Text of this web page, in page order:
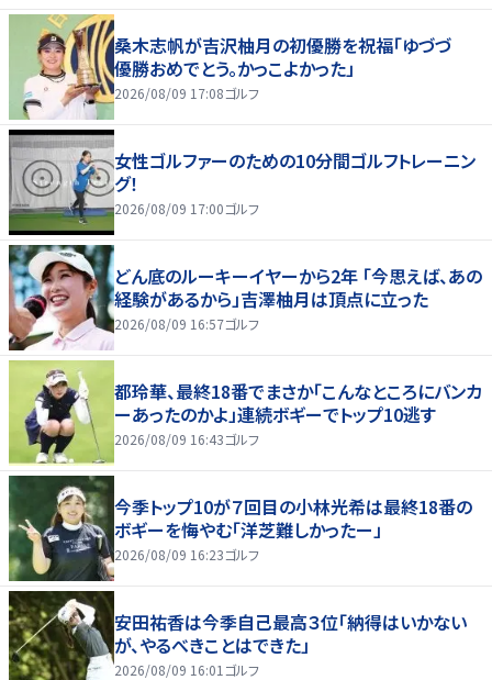
桑木志帆が吉沢柚月の初優勝を祝福「ゆづづ
優勝おめでとう。かっこよかった」
2026/08/09 17:08ゴルフ
女性ゴルファーのための10分間ゴルフトレーニン
グ！
2026/08/09 17:00ゴルフ
どん底のルーキーイヤーから2年 「今思えば、あの
経験があるから」吉澤柚月は頂点に立った
2026/08/09 16:57ゴルフ
都玲華、最終18番でまさか「こんなところにバンカ
ーあったのかよ」連続ボギーでトップ10逃す
2026/08/09 16:43ゴルフ
今季トップ10が７回目の小林光希は最終18番の
ボギーを悔やむ「洋芝難しかったー」
2026/08/09 16:23ゴルフ
安田祐香は今季自己最高３位「納得はいかない
が、やるべきことはできた」
2026/08/09 16:01 ゴルフ